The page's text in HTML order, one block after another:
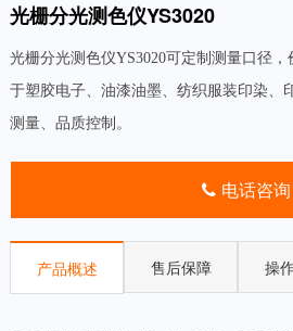
光栅分光测色仪YS3020
光栅分光测色仪YS3020可定制测量口径
于塑胶电子、油漆油墨、纺织服装印染、
测量、品质控制。
电话咨询
产品概述 售后保障 操